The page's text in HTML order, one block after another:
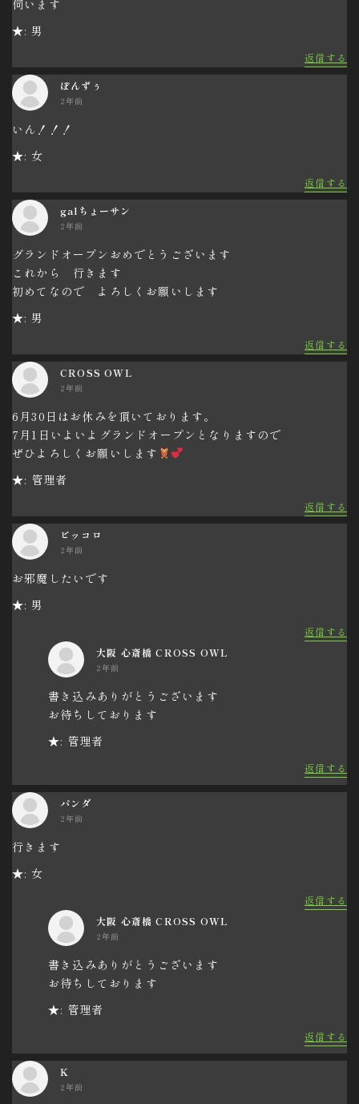
伺います
★: 男
返信する
ぽんずぅ
2年前
いん！！！
★: 女
返信する
galちょーサン
2年前
グランドオープンおめでとうございます
これから 行きます
初めてなので よろしくお願いします
★: 男
返信する
CROSS OWL
2年前
6月30日はお休みを頂いております。
7月1日いよいよグランドオープンとなりますので
ぜひよろしくお願いします
★: 管理者
返信する
ピッコロ
2年前
お邪魔したいです
★: 男
返信する
大阪 心斎橋 CROSS OWL
2年前
書き込みありがとうございます
お待ちしております
★: 管理者
返信する
パンダ
2年前
行きます
★: 女
返信する
大阪 心斎橋 CROSS OWL
2年前
書き込みありがとうございます
お待ちしております
★: 管理者
返信する
K
2年前